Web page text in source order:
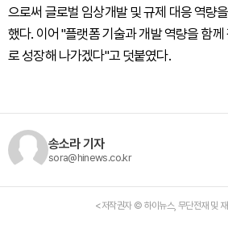
으로써 글로벌 임상개발 및 규제 대응 역량
했다. 이어 "플랫폼 기술과 개발 역량을 함
로 성장해 나가겠다"고 덧붙였다.
송소라 기자
sora@hinews.co.kr
<저작권자 © 하이뉴스, 무단전재 및